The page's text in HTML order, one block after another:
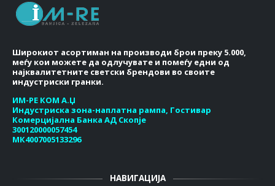
Широкиот асортиман на производи брои преку 5.000,
меѓу кои можете да одлучувате и помеѓу едни од
најквалитетните светски брендови во своите
индустриски гранки.
ИМ-РЕ КОМ А.Џ
Индустриска зона-наплатна рампа, Гостивар
Комерцијална Банка АД Скопје
300120000057454
МК4007005133296
НАВИГАЦИЈА